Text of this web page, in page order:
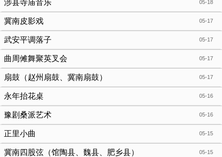
05-18
涉县寺庙音乐
05-17
冀南皮影戏
05-17
武安平调落子
05-17
曲周傩舞聚英叉会
05-17
扇鼓（赵州扇鼓、冀南扇鼓）
05-16
永年抬花桌
05-16
豫剧桑派艺术
05-15
正里小曲
05-15
冀南四股弦（馆陶县、魏县、肥乡县）